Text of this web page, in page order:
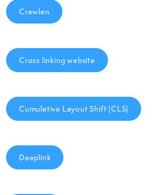
Crawlen
Cross linking website
Cumulative Layout Shift (CLS)
Deeplink